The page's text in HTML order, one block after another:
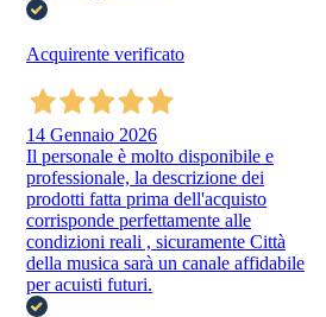
Acquirente verificato
14 Gennaio 2026
Il personale è molto disponibile e
professionale, la descrizione dei
prodotti fatta prima dell'acquisto
corrisponde perfettamente alle
condizioni reali , sicuramente Città
della musica sarà un canale affidabile
per acuisti futuri.